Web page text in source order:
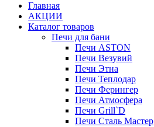
Главная
АКЦИИ
Каталог товаров
Печи для бани
Печи ASTON
Печи Везувий
Печи Этна
Печи Теплодар
Печи Ферингер
Печи Атмосфера
Печи Grill`D
Печи Сталь Мастер